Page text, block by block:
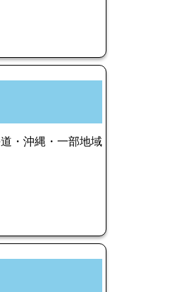
・沖縄・一部地域